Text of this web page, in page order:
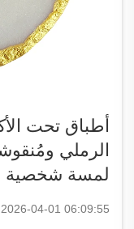
أطباق تحت
الرملي
لمسة شخصية
2026-04-01 06:09:55